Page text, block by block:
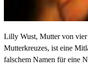
Lilly Wust, Mutter von
Mutterkreuzes, ist eine
falschem Namen für eine